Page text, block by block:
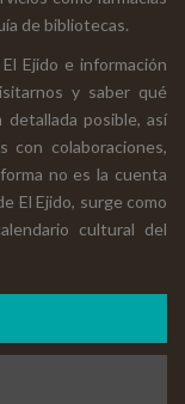
de bibliotecas.
Ejido e información
y saber qué
detallada posible, así
con colaboraciones,
no es la cuenta
El Ejido, surge como
cultural del